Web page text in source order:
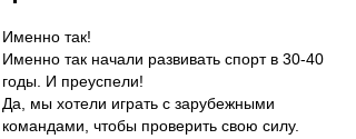
Именно так!
Именно так начали развивать спорт в 30-40
годы. И преуспели!
Да, мы хотели играть с зарубежными
командами, чтобы проверить свою силу.